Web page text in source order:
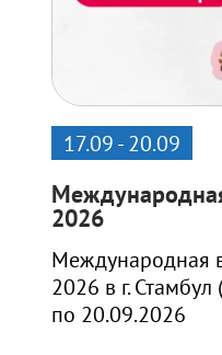
17.09 - 20.09
2026
Международная
2026 в г.
по 20.09.2026